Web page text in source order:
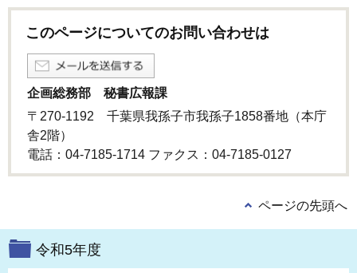
このページについてのお問い合わせは
企画総務部 秘書広報課
〒270-1192 千葉県我孫子市我孫子1858番地（本庁
舎2階）
電話：04-7185-1714 ファクス：04-7185-0127
ページの先頭へ
令和5年度